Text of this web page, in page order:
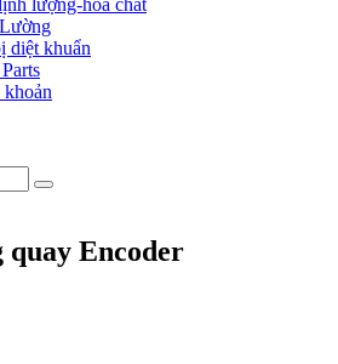
lượng-hóa chất
diệt khuẩn
khoản
quay Encoder